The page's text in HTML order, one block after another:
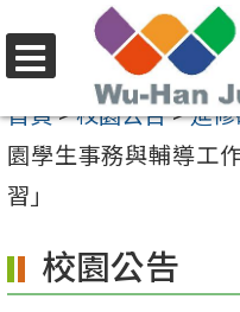
至
要
內
區
選
單
首頁>校園公告>進
園學生事務與輔導工
習」
校園公告